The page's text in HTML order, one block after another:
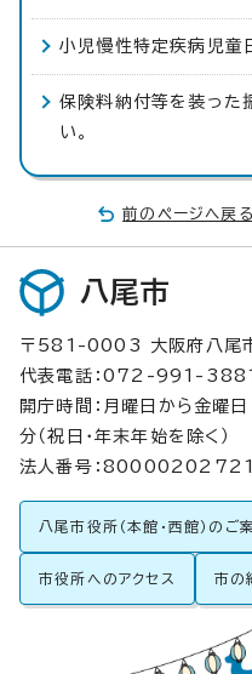
小児慢性特定疾病児童
保険料納付等を装った
い。
前のページへ戻る
八尾市
〒581-0003 大阪府八尾
代表電話：072-991-3881
開庁時間：月曜日から金
分（祝日・年末年始を除く）
法人番号：
八尾市役所（本館・西館）のご
市役所へのアクセス 市の